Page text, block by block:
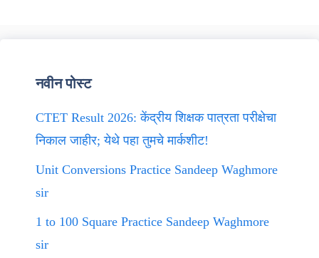
नवीन पोस्ट
CTET Result 2026: केंद्रीय शिक्षक पात्रता परीक्षेचा
निकाल जाहीर; येथे पहा तुमचे मार्कशीट!
Unit Conversions Practice Sandeep Waghmore
sir
1 to 100 Square Practice Sandeep Waghmore
sir